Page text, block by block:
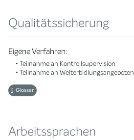
Qualitätssicherung
Eigene Verfahren:
• Teilnahme an Kontrollsupervision
• Teilnahme an Weiterbidlungsangeboten
Glossar
Arbeitssprachen